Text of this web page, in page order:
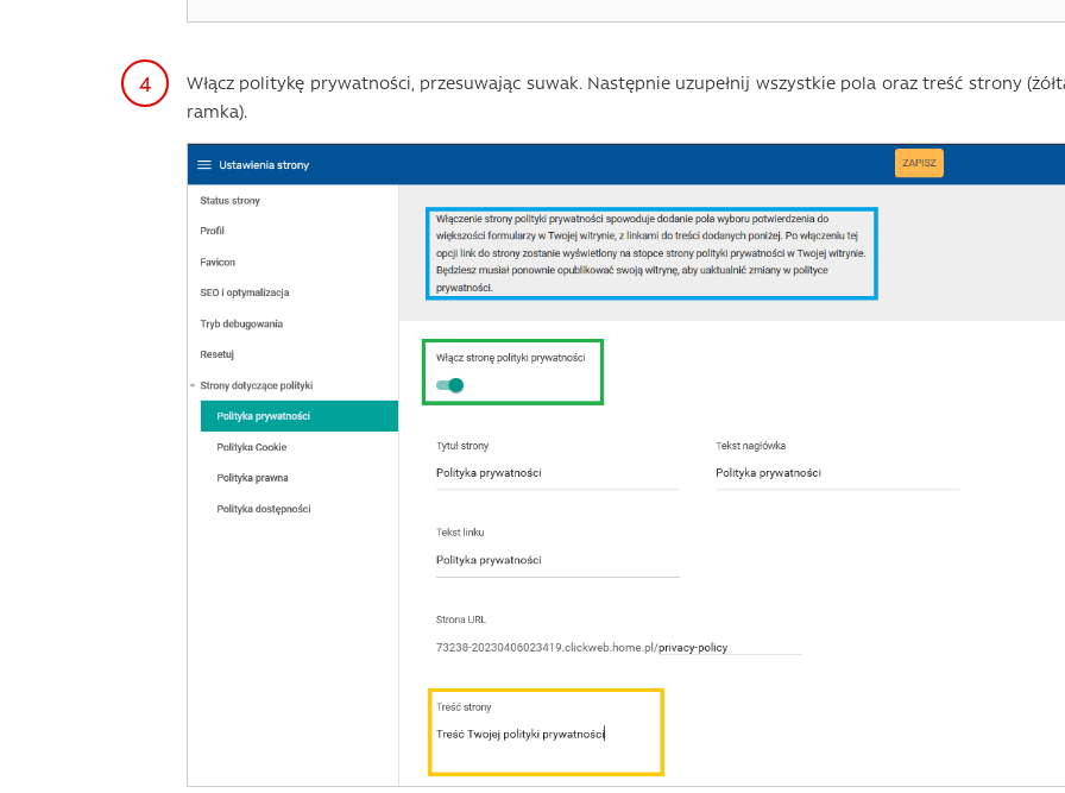
Włącz politykę prywatności, przesuwając suwak. Następnie uzupełnij wszystkie pola oraz treść strony
ramka).